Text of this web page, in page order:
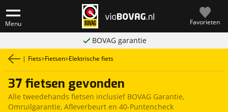
Menu Favorieten
BOVAG garantie
| Fiets>Fietsen>Elektrische fiets
37 fietsen gevonden
Alle tweedehands fietsen inclusief BOVAG Garantie,
Omruilgarantie, Afleverbeurt en 40-Puntencheck